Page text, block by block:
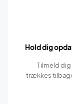
Hold dig
Tilmeld dig
trækkes